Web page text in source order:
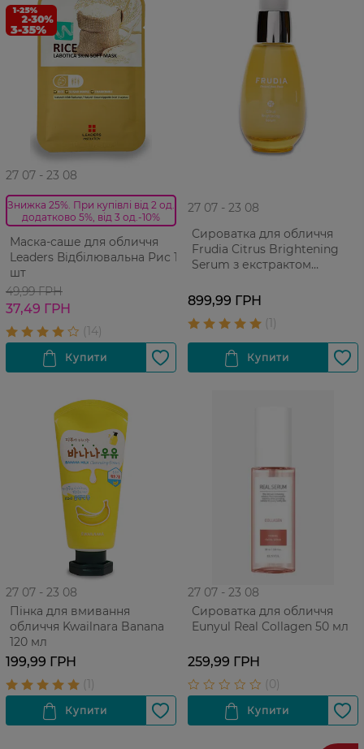
27 07 - 23 08
Знижка 25%. При купівлі від 2 од.
додатково 5%, від 3 од.-10%
Маска-саше для обличчя
Leaders Відбілювальна Рис 1
шт
49,99 ГРН
37,49 ГРН
27 07 - 23 08
Сироватка для обличчя
Frudia Citrus Brightening
Serum з екстрактом
899,99 ГРН
27 07 - 23 08
Пінка для вмивання
обличчя Kwailnara Banana
120 мл
199,99 ГРН
27 07 - 23 08
Сироватка для обличчя
Eunyul Real Collagen 50 мл
259,99 ГРН